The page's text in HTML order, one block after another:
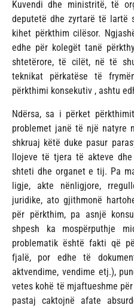
Kuvendi dhe ministritë, të
deputetë dhe zyrtarë të lartë
kihet përkthim cilësor.
edhe për kolegët tanë
shtetërore, të cilët, në të
teknikat përkatëse të
përkthimi konsekutiv , ashtu
Ndërsa, sa i përket
problemet janë të një natyre
shkruaj këtë duke pasur
llojeve të tjera të akteve
shteti dhe organet e tij. Pa
ligje, akte nënligjore,
juridike, ato gjithmonë
për përkthim, pa asnjë
shpesh ka mospërputhje
problematik është fakti që
fjalë, por edhe të
aktvendime, vendime etj.),
vetes kohë të mjaftueshme
pastaj caktojnë afate